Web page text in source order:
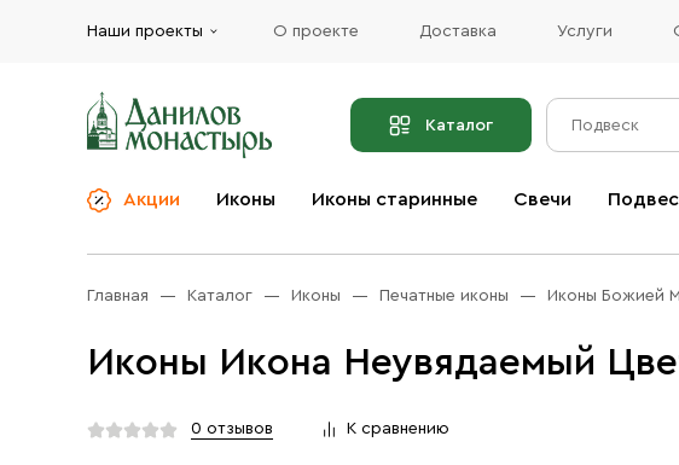
Наши проекты О проекте Доставка Услуги
Каталог
Акции Иконы Иконы старинные Свечи
Церковная утварь
Иконы
Бренды
Услуги
Главная Каталог Иконы Печатные иконы Иконы Божией
Иконы Икона Неувядаемый
0 отзывов К сравнению